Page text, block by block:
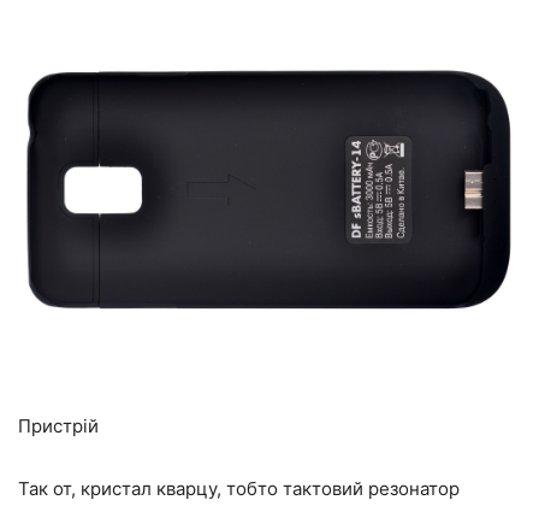
Пристрій
Так от, кристал кварцу, тобто тактовий резонатор